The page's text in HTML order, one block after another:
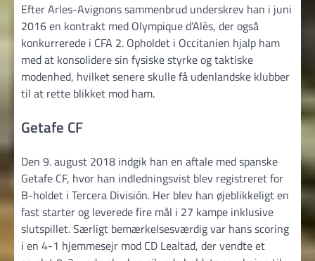
Efter Arles-Avignons sammenbrud underskrev han i juni
2016 en kontrakt med Olympique d’Alès, der også
konkurrerede i CFA 2. Opholdet i Occitanien hjalp ham
med at konsolidere sin fysiske styrke og taktiske
modenhed, hvilket senere skulle få udenlandske klubber
til at rette blikket mod ham.
Getafe CF
Den 9. august 2018 indgik han en aftale med spanske
Getafe CF, hvor han indledningsvist blev registreret for
B-holdet i Tercera División. Her blev han øjeblikkeligt en
fast starter og leverede fire mål i 27 kampe inklusive
slutspillet. Særligt bemærkelsesværdig var hans scoring
i en 4-1 hjemmesejr mod CD Lealtad, der vendte et